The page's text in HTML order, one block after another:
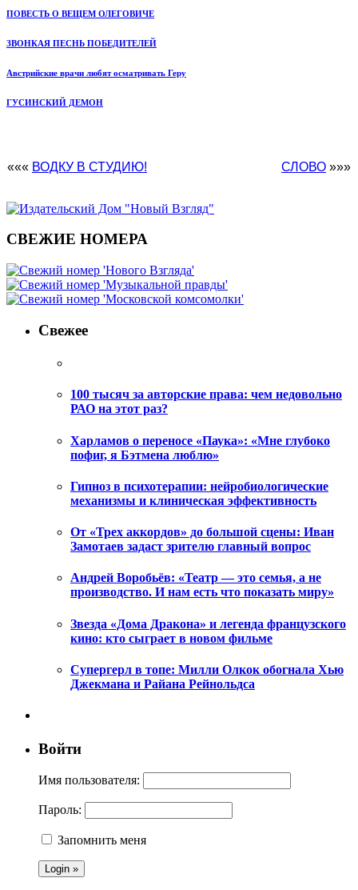
ПОВЕСТЬ О ВЕЩЕМ ОЛЕГОВИЧЕ
ЗВОНКАЯ ПЕСНЬ ПОБЕДИТЕЛЕЙ
Австрийские врачи любят осматривать Геру
ГУСИНСКИЙ ДЕМОН
««« ВОДКУ В СТУДИЮ! СЛОВО »»»
СВЕЖИЕ НОМЕРА
Свежее
100 тысяч за авторские права: чем недовольно
РАО на этот раз?
Харламов о переносе «Паука»: «Мне глубоко
пофиг, я Бэтмена люблю»
Гипноз в психотерапии: нейробиологические
механизмы и клиническая эффективность
От «Трех аккордов» до большой сцены: Иван
Замотаев задаст зрителю главный вопрос
Андрей Воробьёв: «Театр — это семья, а не
производство. И нам есть что показать миру»
Звезда «Дома Дракона» и легенда французского
кино: кто сыграет в новом фильме
Супергерл в топе: Милли Олкок обогнала Хью
Джекмана и Райана Рейнольдса
Войти
Имя пользователя:
Пароль:
Запомнить меня